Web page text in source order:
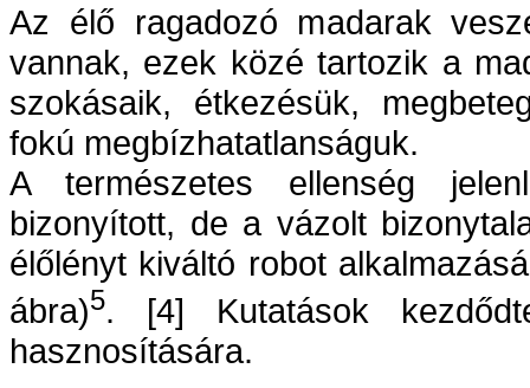
Az élő ragadozó madarak
vannak, ezek közé tartozik a
szokásaik, étkezésük,
fokú megbízhatatlanságuk.
A természetes ellenség
bizonyított, de a vázolt
élőlényt kiváltó robot
ábra)5. [4] Kutatások
hasznosítására.